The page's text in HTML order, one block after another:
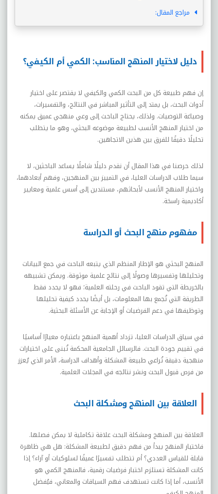
مراجع المقال:
دليل لاختيار المنهج المناسب: الكمي أم الكيفي؟
إن فهم طبيعة كل من البحث الكمي والكيفي لا يقتصر على اختيار
أدوات البحث، بل يمتد إلى التأثير المباشر في النتائج، والتفسيرات،
وصياغة التوصيات. ولذلك، يحتاج الباحث إلى وعي منهجي عميق يمكنه
من اختيار المنهج الأنسب لطبيعة موضوعه البحثي، وهو ما يتطلب
تحليلًا دقيقًا للفرق بين هذين الاتجاهين.
لذلك حرصنا في هذا المقال أن نقدم دليلًا شاملًا يساعد الباحثين، لا
سيما طلاب الدراسات العليا، في التمييز بين المنهجين، وفهم أبعادهما،
واختيار المنهج الأنسب لأبحاثهم، مستندين إلى أسس علمية ومعايير
أكاديمية راسخة.
مفهوم منهج البحث أو الدراسة
المنهج البحثي هو الإطار المنظم الذي يتبعه الباحث في جمع البيانات
وتحليلها وتفسيرها وصولًا إلى نتائج علمية موثوقة. ويمكن تشبيهه
بالخريطة التي تقود الباحث في رحلته العلمية؛ فهو لا يحدد فقط
الطريقة التي تُجمع بها المعلومات، بل أيضًا يحدد كيفية تحليلها
وتوظيفها في دعم الفرضيات أو الإجابة عن الأسئلة البحثية.
في سياق الدراسات العليا، تزداد أهمية المنهج باعتباره معيارًا أساسيًا
في تقييم جودة البحث. فالرسائل الجامعية المحكمة تُبنى على اختيارات
منهجية دقيقة تُراعي طبيعة المشكلة وأهداف الدراسة، الأمر الذي يُعزز
من فرص قبول البحث ونشر نتائجه في المجلات العلمية.
العلاقة بين المنهج ومشكلة البحث
العلاقة بين المنهج ومشكلة البحث علاقة تكاملية لا يمكن فصلها.
فاختيار المنهج يبدأ من فهم دقيق لطبيعة المشكلة: هل هي ظاهرة
قابلة للقياس العددي؟ أم تتطلب تفسيرًا عميقًا لسلوكيات أو آراء؟ إذا
كانت المشكلة تستلزم اختبار فرضيات رقمية، فالمنهج الكمي هو
الأنسب، أما إذا كانت تستهدف فهم السياقات والمعاني، فيُفضل